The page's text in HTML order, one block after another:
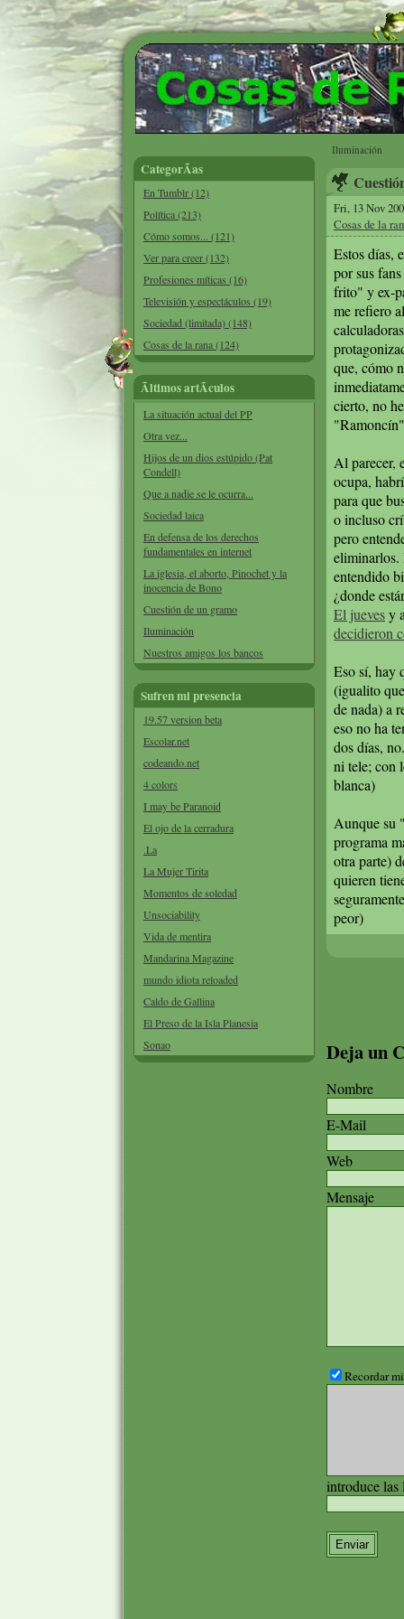
Iluminación
CategorÃ­as
En Tumblr (12)
Política (213)
Cómo somos... (121)
Ver para creer (132)
Profesiones míticas (16)
Televisión y espectáculos (19)
Sociedad (limitada) (148)
Cosas de la rana (124)
Ãltimos artÃ­culos
La situación actual del PP
Otra vez...
Hijos de un dios estúpido (Pat
Condell)
Que a nadie se le ocurra...
Sociedad laica
En defensa de los derechos
fundamentales en internet
La iglesia, el aborto, Pinochet y la
inocencia de Bono
Cuestión de un gramo
Iluminación
Nuestros amigos los bancos
Sufren mi presencia
19.57 version beta
Escolar.net
codeando.net
4 colors
I may be Paranoid
El ojo de la cerradura
.La
La Mujer Tirita
Momentos de soledad
Unsociability
Vida de mentira
Mandarina Magazine
mundo idiota reloaded
Caldo de Gallina
El Preso de la Isla Planesia
Sonao
Fri, 13 Nov
Cosas de la
Estos días,
por sus
frito" y ex-
me refiero
que, cómo
cierto, no
Al parecer,
ocupa,
para que
o incluso
pero
eliminarlos.
entendido
¿donde
El juevesy
decidieron
Eso sí, hay
(igualito
de nada) a
eso no ha
dos días,
ni tele; con
blanca)
Aunque su
programa
otra parte)
quieren
peor)
Deja un
Nombre
E-Mail
Web
Mensaje
Recordar
introduce las